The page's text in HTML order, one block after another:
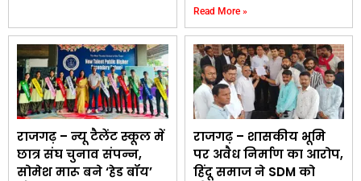
Read More »
राजगढ़ – न्यू टैलेंट स्कूल में
छात्र संघ चुनाव संपन्न,
सोमेश मारू बने ‘हेड बॉय’
राजगढ़ – शासकीय भूमि
पर अवैध निर्माण का आरोप,
हिंदू समाज ने SDM को